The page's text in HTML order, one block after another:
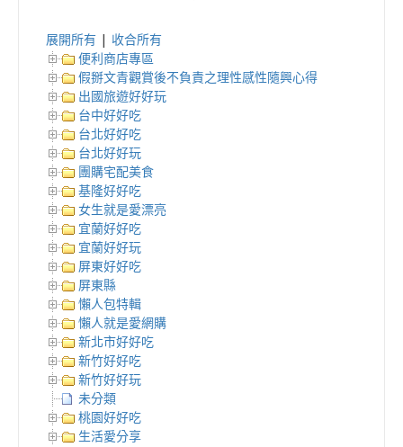
展開所有
收合所有
便利商店專區
假掰文青觀賞後不負責之理性感性隨興心得
出國旅遊好好玩
台中好好吃
台北好好吃
台北好好玩
團購宅配美食
基隆好好吃
女生就是愛漂亮
宜蘭好好吃
宜蘭好好玩
屏東好好吃
屏東縣
懶人包特輯
懶人就是愛網購
新北市好好吃
新竹好好吃
新竹好好玩
未分類
桃園好好吃
生活愛分享